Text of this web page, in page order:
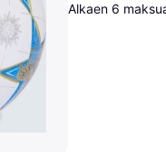
Alkaen 6